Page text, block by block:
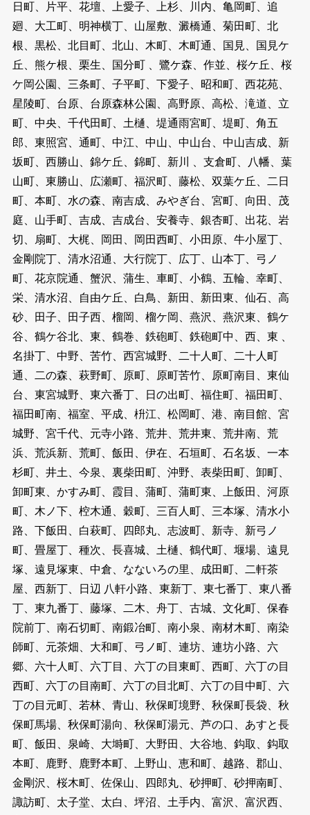
日町、片平、花壇、上愛子、上杉、川内、亀岡町、追
廻、大工町、明神横丁、山屋敷、澱橋通、菊田町、北
根、黒松、北目町、北山、木町、木町通、国見、国見ケ
丘、熊ケ根、栗生、国分町 、鷺ケ森、作並、桜ケ丘、桜
ケ岡公園、三条町、子平町、下愛子、昭和町、西花苑、
星陵町、台原、台原森林公園、高野原、高松、滝道、立
町、中央、千代田町、土樋、堤通雨宮町、堤町、角五
郎、東照宮、通町、中江、中山、中山台、中山吉成、新
坂町、西勝山、錦ケ丘、錦町、新川 、支倉町、八幡、葉
山町、東勝山、広瀬町、福沢町、藤松、双葉ケ丘、二日
町、本町、水の森、南吉成、みやぎ台、宮町、向田、茂
庭、山手町、吉成、吉成台、安養寺、銀杏町、出花、岩
切、扇町、大梶、岡田、岡田西町、小田原、牛小屋丁、
金剛院丁、清水沼通、大行院丁、広丁、山本丁、弓ノ
町、花京院通、蟹沢、蒲生、車町、小鶴、五輪、幸町、
栄、清水沼、自由ケ丘、白鳥、新田、新田東、仙石、高
砂、田子、田子西、榴岡、榴ケ岡、燕沢、燕沢東、鶴ケ
谷、鶴ケ谷北、東、鶴巻、鉄砲町、鉄砲町中、西、東 、
名掛丁、中野、苦竹、西宮城野、二十人町、二十人町
通、二の森、萩野町、原町、原町苦竹、原町南目、東仙
台、東宮城野、東六番丁、日の出町、福住町、福田町、
福田町南、福室、平成、枡江、松岡町、港、南目館、宮
城野、宮千代、元寺小路、荒井、荒井東、荒井南、荒
浜、荒浜新、荒町、飯田、伊在、石垣町、石名坂、一本
杉町、井土、今泉、裏柴田町、沖野、表柴田町、卸町、
卸町東、かすみ町、霞目、蒲町、蒲町東、上飯田、河原
町、木ノ下、椌木通、穀町、三百人町、三本塚、清水小
路、下飯田、白萩町、四郎丸、志波町、新寺、新弓ノ
町、畳屋丁、種次、長喜城、土樋、鶴代町、堰場、遠見
塚、遠見塚東、中倉、なないろの里、成田町、二軒茶
屋、西新丁、日辺 八軒小路、東新丁、東七番丁、東八番
丁、東九番丁、藤塚、二木、舟丁、古城、文化町、保春
院前丁、南石切町、南鍛冶町、南小泉、南材木町、南染
師町、元茶畑、大和町、弓ノ町、連坊、連坊小路、六
郷、六十人町、六丁目、六丁の目東町、西町、六丁の目
西町、六丁の目南町、六丁の目北町、六丁の目中町、六
丁の目元町、若林、青山、秋保町境野、秋保町長袋、秋
保町馬場、秋保町湯向、秋保町湯元、芦の口、あすと長
町、飯田、泉崎、大塒町、大野田、大谷地、鈎取、鈎取
本町、鹿野、鹿野本町、上野山、恵和町、越路、郡山、
金剛沢、桜木町、佐保山、四郎丸、砂押町、砂押南町、
諏訪町、太子堂、太白、坪沼、土手内、富沢、富沢西、